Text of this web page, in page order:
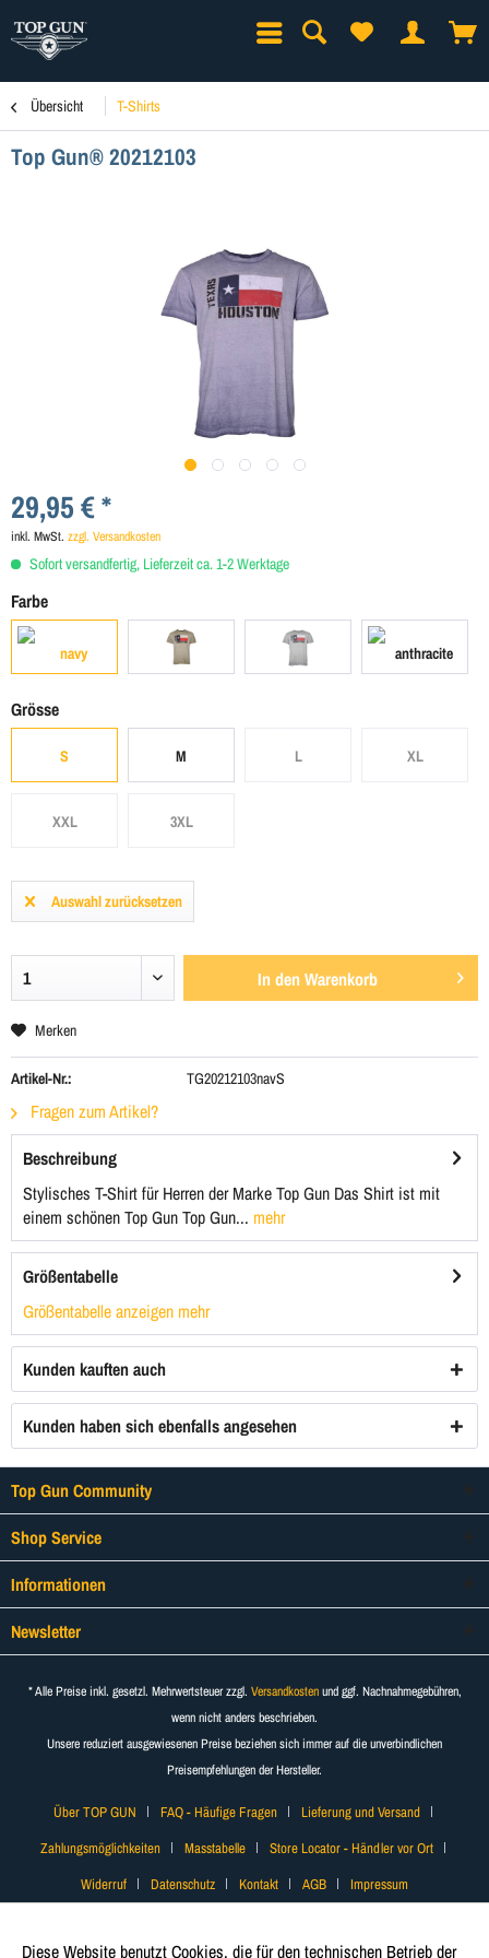
Übersicht T-Shirts
Top Gun® 20212103
29,95 € *
inkl. MwSt. zzgl. Versandkosten
Sofort versandfertig, Lieferzeit ca. 1-2 Werktage
Farbe
Grösse
S M L XL
XXL 3XL
Auswahl zurücksetzen
In denWarenkorb
Merken
Artikel-Nr.: TG20212103navS
Fragen zum Artikel?
Beschreibung
Stylisches T-Shirt für Herren der Marke Top Gun Das Shirt ist mit
einem schönen Top Gun Top Gun... mehr
Größentabelle
Größentabelle anzeigen mehr
Kunden kauften auch
Kunden haben sich ebenfalls angesehen
Top Gun Community
Shop Service
Informationen
Newsletter
* Alle Preise inkl. gesetzl. Mehrwertsteuer zzgl. Versandkostenund ggf. Nachnahmegebühren,
wenn nicht anders beschrieben.
Unsere reduziert ausgewiesenen Preise beziehen sich immer auf die unverbindlichen
Preisempfehlungen der Hersteller.
Über TOP GUN FAQ - Häufige Fragen
Lieferung und Versand
Zahlungsmöglichkeiten
Masstabelle
Store Locator - Händler vor Ort
Widerruf
Datenschutz Kontakt AGB Impressum
Diese Website benutzt Cookies, die für den technischen Betrieb der